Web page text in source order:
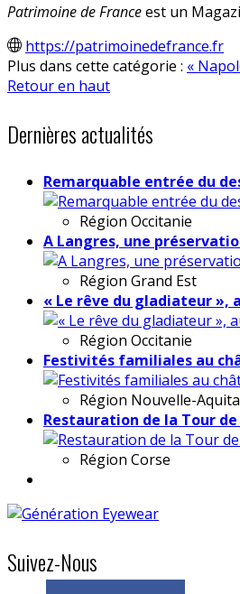
Patrimoine de Franceest un
https://patrimoinedefrance.fr
Plus dans cette catégorie : «
Retour en haut
Dernières actualités
Remarquable entrée du
Région Occitanie
A Langres, une
Région Grand Est
« Le rêve du gladiateur »,
Région Occitanie
Festivités familiales au
Région Nouvelle-
Restauration de la Tour
Région Corse
Suivez-Nous